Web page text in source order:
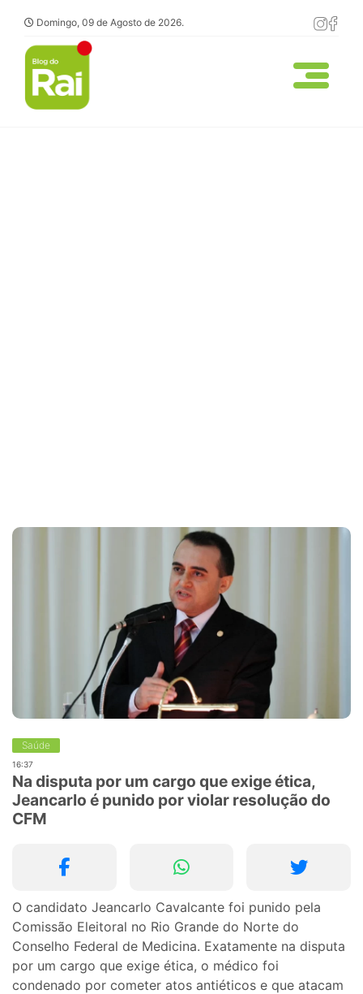
Domingo, 09 de Agosto de 2026.
Saúde
16:37
Na disputa por um cargo que exige ética,
Jeancarlo é punido por violar resolução do
CFM
O candidato Jeancarlo Cavalcante foi punido pela
Comissão Eleitoral no Rio Grande do Norte do
Conselho Federal de Medicina. Exatamente na disputa
por um cargo que exige ética, o médico foi
condenado por cometer atos antiéticos e que atacam